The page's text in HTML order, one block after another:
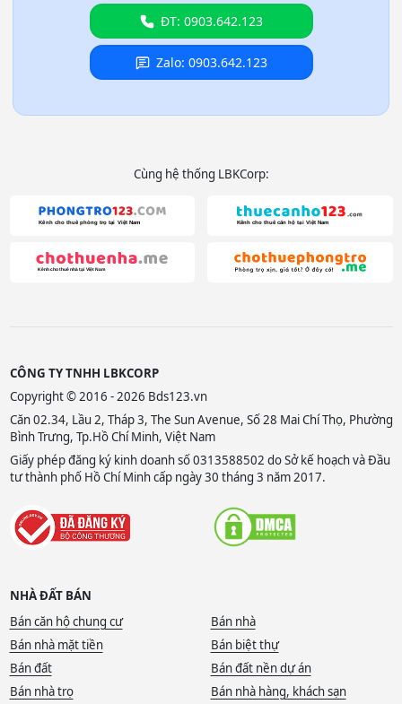
ĐT: 0903.642.123
Zalo: 0903.642.123
Cùng hệ thống LBKCorp:
CÔNG TY TNHH LBKCORP
Copyright © 2016 - 2026 Bds123.vn
Căn 02.34, Lầu 2, Tháp 3, The Sun Avenue, Số 28 Mai Chí Thọ, Phường
Bình Trưng, Tp.Hồ Chí Minh, Việt Nam
Giấy phép đăng ký kinh doanh số 0313588502 do Sở kế hoạch và Đầu
tư thành phố Hồ Chí Minh cấp ngày 30 tháng 3 năm 2017.
NHÀ ĐẤT BÁN
Bán căn hộ chung cư
Bán nhà
Bán nhà mặt tiền
Bán biệt thự
Bán đất
Bán đất nền dự án
Bán nhà trọ
Bán nhà hàng, khách sạn